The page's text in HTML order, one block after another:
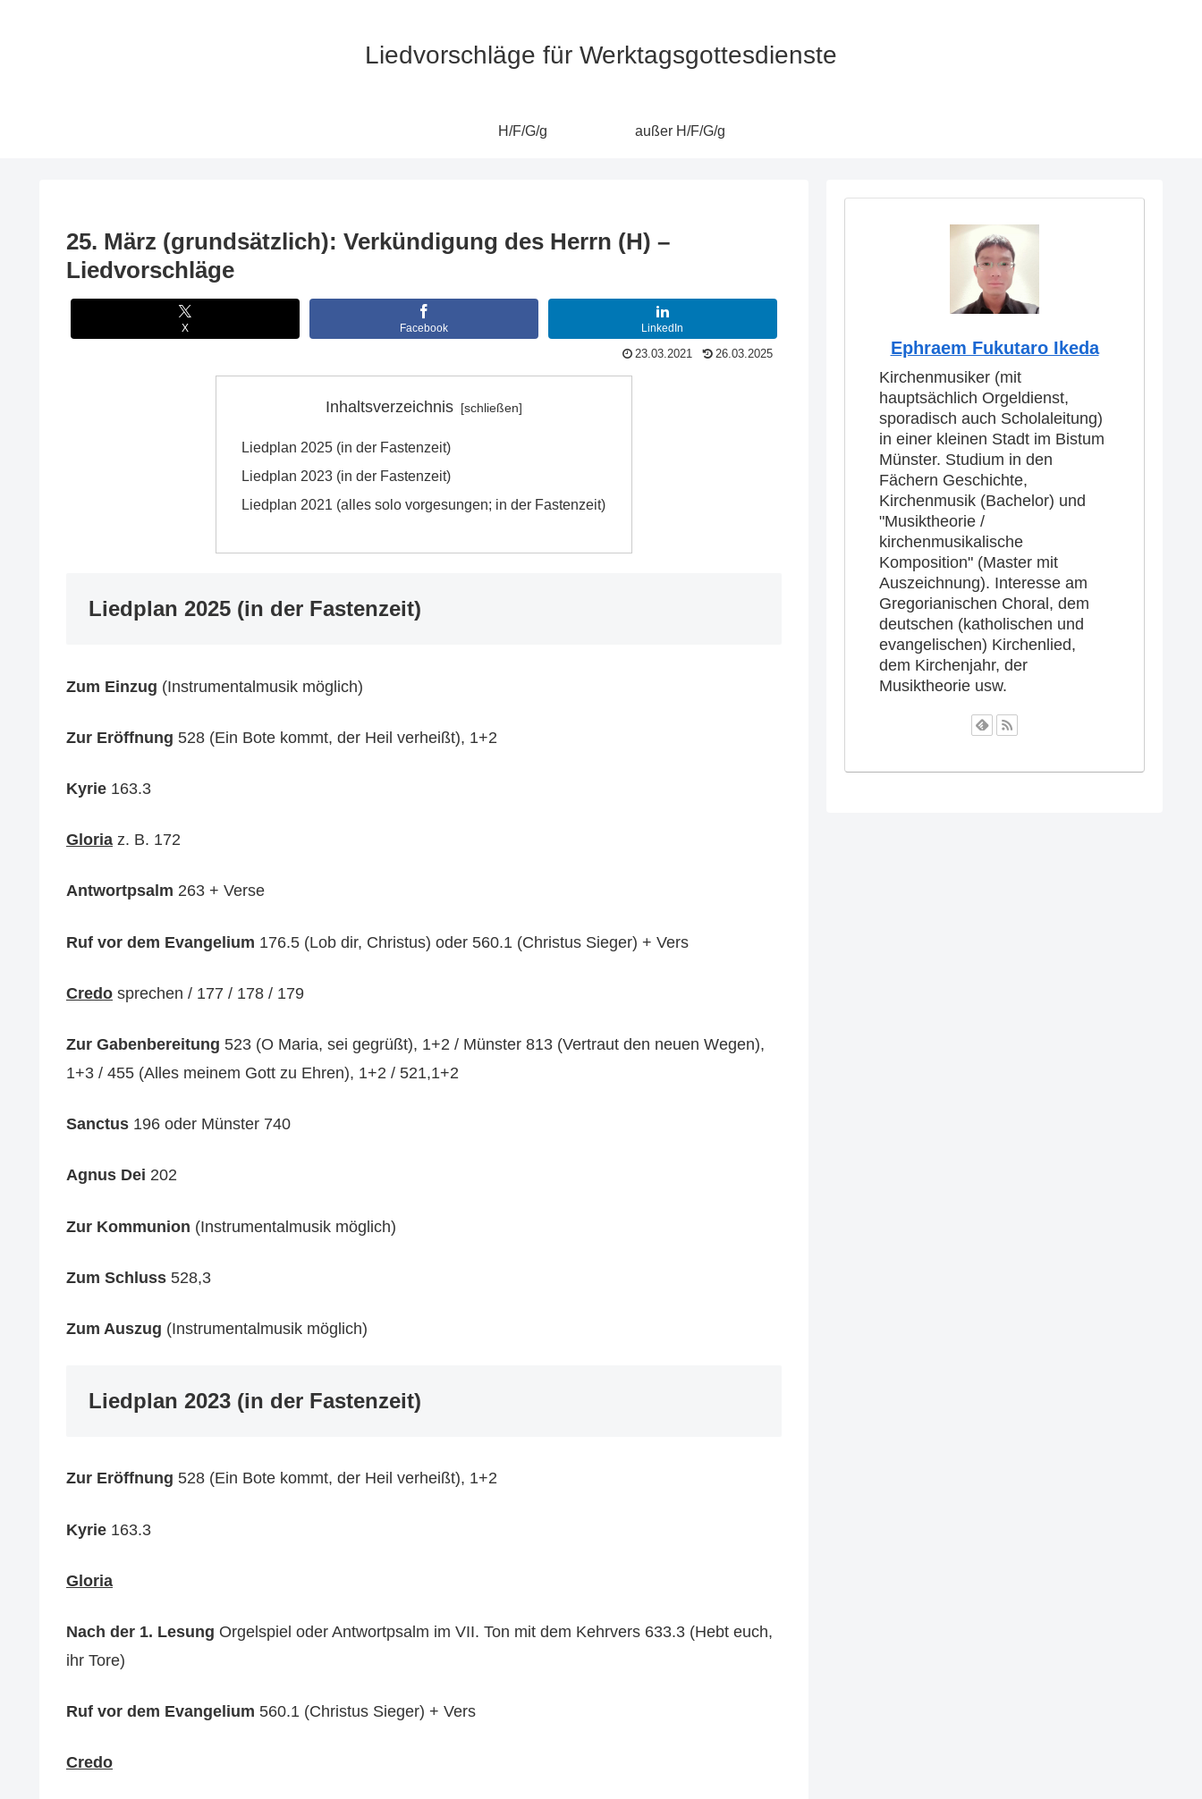
Liedvorschläge für Werktagsgottesdienste
H/F/G/g außer H/F/G/g
25. März (grundsätzlich): Verkündigung des Herrn (H) –
Liedvorschläge
X Facebook LinkedIn
23.03.2021 26.03.2025
Inhaltsverzeichnis
Liedplan 2025 (in der Fastenzeit)
Liedplan 2023 (in der Fastenzeit)
Liedplan 2021 (alles solo vorgesungen; in der Fastenzeit)
Liedplan 2025 (in der Fastenzeit)
Zum Einzug (Instrumentalmusik möglich)
Zur Eröffnung 528 (Ein Bote kommt, der Heil verheißt), 1+2
Kyrie 163.3
Gloria z. B. 172
Antwortpsalm 263 + Verse
Ruf vor dem Evangelium 176.5 (Lob dir, Christus) oder 560.1 (Christus Sieger) + Vers
Credo sprechen / 177 / 178 / 179
Zur Gabenbereitung 523 (O Maria, sei gegrüßt), 1+2 / Münster 813 (Vertraut den neuen Wegen),
1+3 / 455 (Alles meinem Gott zu Ehren), 1+2 / 521,1+2
Sanctus 196 oder Münster 740
Agnus Dei 202
Zur Kommunion (Instrumentalmusik möglich)
Zum Schluss 528,3
Zum Auszug (Instrumentalmusik möglich)
Liedplan 2023 (in der Fastenzeit)
Zur Eröffnung 528 (Ein Bote kommt, der Heil verheißt), 1+2
Kyrie 163.3
Gloria
Nach der 1. Lesung Orgelspiel oder Antwortpsalm im VII. Ton mit dem Kehrvers 633.3 (Hebt euch,
ihr Tore)
Ruf vor dem Evangelium 560.1 (Christus Sieger) + Vers
Credo
Ephraem Fukutaro Ikeda
Kirchenmusiker (mit
hauptsächlich Orgeldienst,
sporadisch auch Scholaleitung)
in einer kleinen Stadt im Bistum
Münster. Studium in den
Fächern Geschichte,
Kirchenmusik (Bachelor) und
"Musiktheorie /
kirchenmusikalische
Komposition" (Master mit
Auszeichnung). Interesse am
Gregorianischen Choral, dem
deutschen (katholischen und
evangelischen) Kirchenlied,
dem Kirchenjahr, der
Musiktheorie usw.